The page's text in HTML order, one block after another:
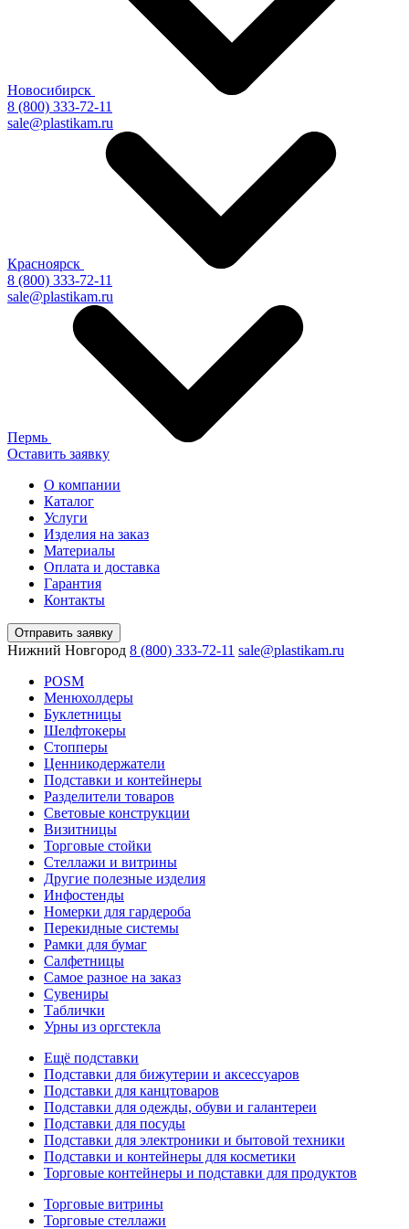
Новосибирск
8 (800) 333-72-11
sale@plastikam.ru
Красноярск
8 (800) 333-72-11
sale@plastikam.ru
Пермь
Оставить заявку
О компании
Каталог
Услуги
Изделия на заказ
Материалы
Оплата и доставка
Гарантия
Контакты
Отправить заявку
Нижний Новгород 8 (800) 333-72-11 sale@plastikam.ru
POSM
Менюхолдеры
Буклетницы
Шелфтокеры
Стопперы
Ценникодер­жа­те­ли
Подставки и контейнеры
Разделители товаров
Световые конструкции
Визитницы
Торговые стойки
Cтеллажи и витрины
Другие полезные изделия
Инфостенды
Номерки для гардероба
Перекидные системы
Рамки для бумаг
Салфетницы
Самое разное на заказ
Сувениры
Таблички
Урны из оргстекла
Ещё подставки
Подставки для бижутерии и аксессуаров
Подставки для канцтоваров
Подставки для одежды, обуви и галантереи
Подставки для посуды
Подставки для электроники и бытовой техники
Подставки и контейнеры для косметики
Торговые контейнеры и подставки для продуктов
Торговые витрины
Торговые стеллажи